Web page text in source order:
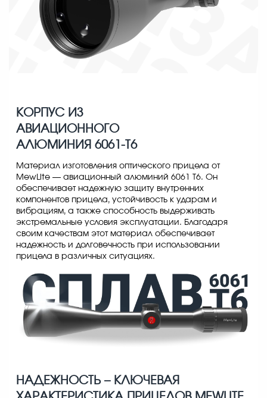
КОРПУС ИЗ
АВИАЦИОННОГО
АЛЮМИНИЯ 6061-Т6
Материал изготовления оптического прицела от
MewLite — авиационный алюминий 6061 Т6. Он
обеспечивает надежную защиту внутренних
компонентов прицела, устойчивость к ударам и
вибрациям, а также способность выдерживать
экстремальные условия эксплуатации. Благодаря
своим качествам этот материал обеспечивает
надежность и долговечность при использовании
прицела в различных ситуациях.
НАДЕЖНОСТЬ – КЛЮЧЕВАЯ